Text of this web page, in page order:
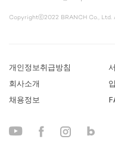
Copyrightⓒ2022 BRANCH Co., Ltd.
개인정보취급방침
회사소개
채용정보